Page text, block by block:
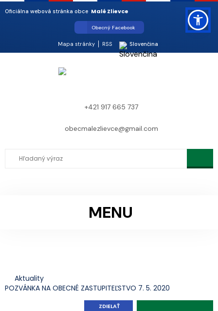
Oficiálna webová stránka obce Malé Zlievce
Obecný Facebook
Mapa stránky RSS Slovenčina
+421 917 665 737
obecmalezlievce@gmail.com
MENU
Aktuality
POZVÁNKA NA OBECNÉ ZASTUPITEĽSTVO 7. 5. 2020
ZDIELAŤ